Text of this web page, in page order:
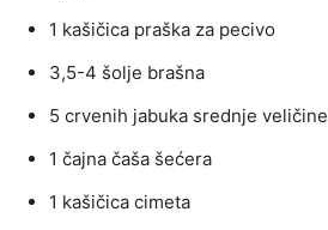
1 kašičica praška za pecivo
3,5-4 šolje brašna
5 crvenih jabuka srednje veličine
1 čajna čaša šećera
1 kašičica cimeta